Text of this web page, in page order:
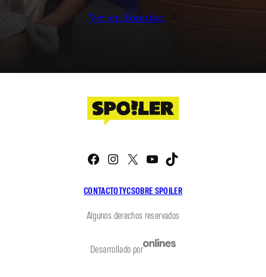
Ver en Youtube
CONTACTOTYCSOBRE SPOILER
Facebook
Instagram
X YouTube
Algunos derechos reservados
Desarrollado por